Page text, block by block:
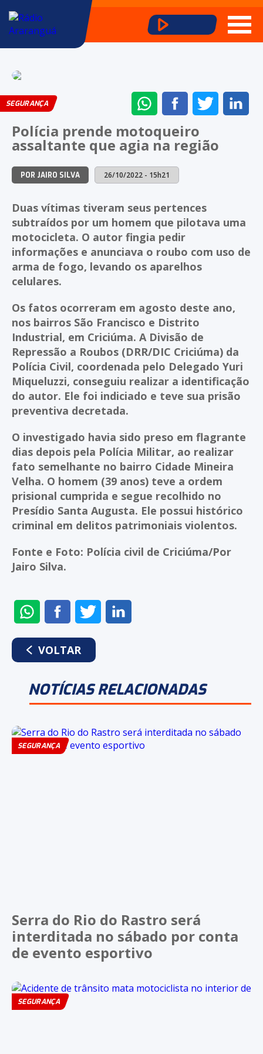
SEGURANÇA
ENVIAR
NO
WHATSAPP
COMPARTILHAR
NO
FACEBOOK
NO
Polícia prende motoqueiro
assaltante que agia na região
POR JAIRO SILVA 26/10/2022 - 15h21
Duas vítimas tiveram seus pertences
subtraídos por um homem que pilotava uma
motocicleta. O autor fingia pedir
informações e anunciava o roubo com uso de
arma de fogo, levando os aparelhos
celulares.
Os fatos ocorreram em agosto deste ano,
nos bairros São Francisco e Distrito
Industrial, em Criciúma. A Divisão de
Repressão a Roubos (DRR/DIC Criciúma) da
Polícia Civil, coordenada pelo Delegado Yuri
Miqueluzzi, conseguiu realizar a identificação
do autor. Ele foi indiciado e teve sua prisão
preventiva decretada.
O investigado havia sido preso em flagrante
dias depois pela Polícia Militar, ao realizar
fato semelhante no bairro Cidade Mineira
Velha. O homem (39 anos) teve a ordem
prisional cumprida e segue recolhido no
Presídio Santa Augusta. Ele possui histórico
criminal em delitos patrimoniais violentos.
Fonte e Foto: Polícia civil de Criciúma/Por
Jairo Silva.
ENVIAR
NO
WHATSAPP
COMPARTILHAR
NO
FACEBOOK
COMPARTILHAR
NO
VOLTAR
NOTÍCIAS RELACIONADAS
SEGURANÇA
Serra do Rio do Rastro será
interditada no sábado por conta
de evento esportivo
SEGURANÇA